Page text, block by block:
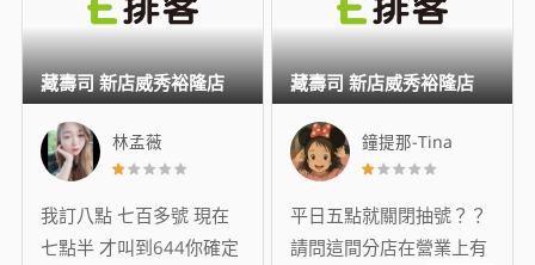
林孟薇
我訂八點 七百多號 現在
七點半 才叫到644你確定
藏壽司 新店威秀裕隆店
鐘提那-Tina
平日五點就關閉抽號？？
請問這間分店在營業上有
藏壽司 新店威秀裕隆店